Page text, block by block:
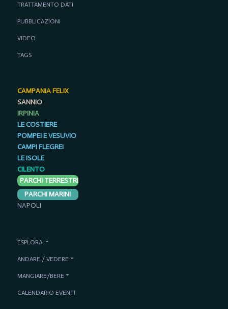
TRATTAMENTO DATI
PUBBLICAZIONI
VIDEO
TAGS
CAMPANIA FELIX
SANNIO
IRPINIA
LE COSTIERE
POMPEI E VESUVIO
CAMPI FLEGREI
LE ISOLE
CILENTO
PARCHI TERRESTRI
PARCHI MARINI
NAPOLI
ESPLORA
ANDARE / VEDERE
MANGIARE/BERE
CALENDARIO EVENTI